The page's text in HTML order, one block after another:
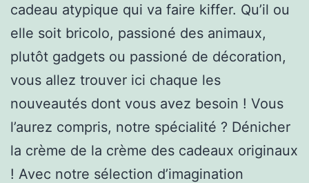
cadeau atypique qui va faire kiffer. Qu’il ou
elle soit bricolo, passioné des animaux,
plutôt gadgets ou passioné de décoration,
vous allez trouver ici chaque les
nouveautés dont vous avez besoin ! Vous
l’aurez compris, notre spécialité ? Dénicher
la crème de la crème des cadeaux originaux
! Avec notre sélection d’imagination